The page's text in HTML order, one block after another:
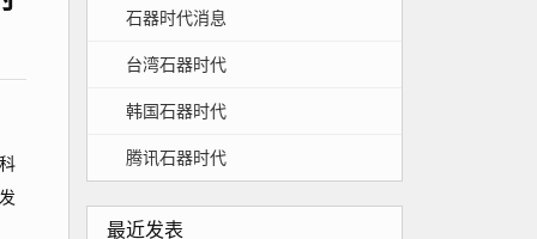
石器时代消息
台湾石器时代
韩国石器时代
腾讯石器时代
最近发表